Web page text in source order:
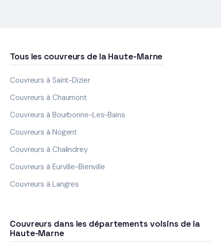
Tous les couvreurs de la Haute-Marne
Couvreurs à Saint-Dizier
Couvreurs à Chaumont
Couvreurs à Bourbonne-Les-Bains
Couvreurs à Nogent
Couvreurs à Chalindrey
Couvreurs à Eurville-Bienville
Couvreurs à Langres
Couvreurs dans les départements voisins de la
Haute-Marne